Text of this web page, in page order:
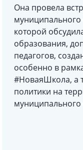
Она провела
которой
образования,
педагогов,
особенно в
#НоваяШкола, а
политики на
муниципального